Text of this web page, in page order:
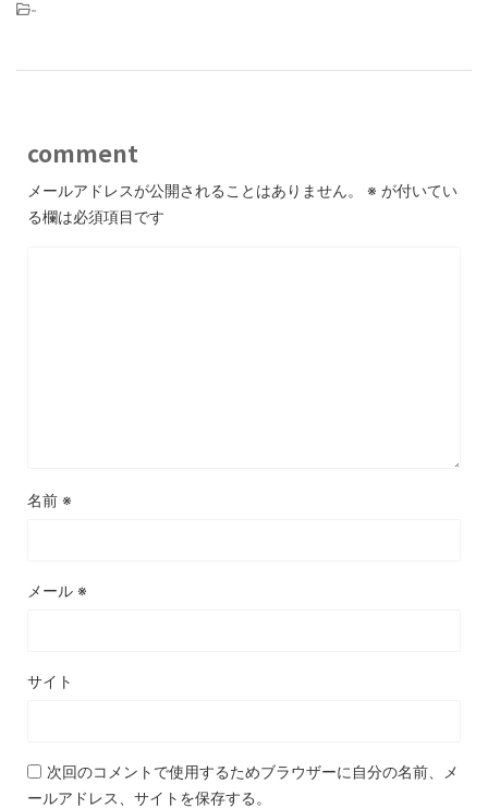
-
comment
メールアドレスが公開されることはありません。 ※ が付いてい
る欄は必須項目です
名前 ※
メール ※
サイト
次回のコメントで使用するためブラウザーに自分の名前、メ
ールアドレス、サイトを保存する。